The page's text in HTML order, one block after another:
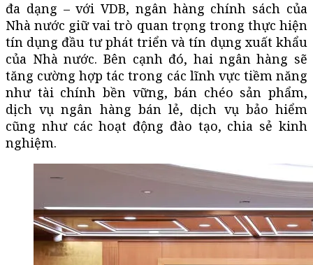
đa dạng – với VDB, ngân hàng chính sách của
Nhà nước giữ vai trò quan trọng trong thực hiện
tín dụng đầu tư phát triển và tín dụng xuất khẩu
của Nhà nước. Bên cạnh đó, hai ngân hàng sẽ
tăng cường hợp tác trong các lĩnh vực tiềm năng
như tài chính bền vững, bán chéo sản phẩm,
dịch vụ ngân hàng bán lẻ, dịch vụ bảo hiểm
cũng như các hoạt động đào tạo, chia sẻ kinh
nghiệm.